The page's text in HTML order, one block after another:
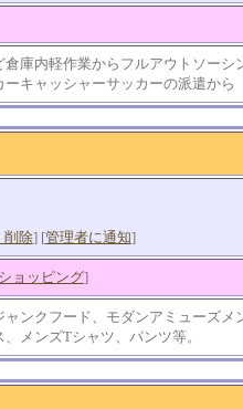
庫内軽作業からフルアウトソーシ
キャッシャーサッカーの派遣から
削除] [管理者に通知]
ョッピング]
ンクフード、モダンアミューズメ
メンズTシャツ、パンツ等。